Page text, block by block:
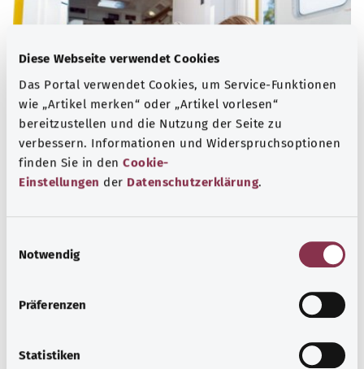
Diese Webseite verwendet Cookies
Das Portal verwendet Cookies, um Service-Funktionen
wie „Artikel merken“ oder „Artikel vorlesen“
bereitzustellen und die Nutzung der Seite zu
verbessern. Informationen und Widerspruchsoptionen
finden Sie in den Cookie-
Einstellungen der Datenschutzerklärung.
Notwendig
Präferenzen
Statistiken
bei dringenden gesundheitlichen Problemen, akuten
Mehr erfahren